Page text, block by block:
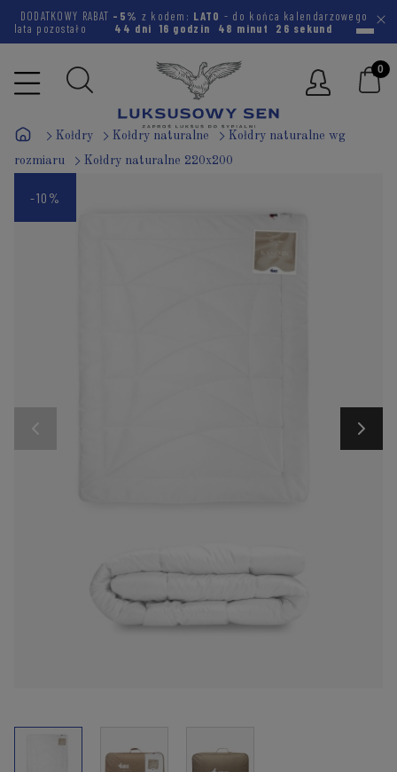
DODATKOWY RABAT -5% z kodem: LATO - do końca kalendarzowego
lata pozostało
44 dni 16 godzin 48 minut 25 sekund
Kołdry Kołdry naturalne Kołdry naturalne wg
rozmiaru Kołdry naturalne 220x200
-10%